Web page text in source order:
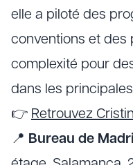
elle a piloté des
conventions et des
complexité pour
dans les
👉 Retrouvez
📍 Bureau de